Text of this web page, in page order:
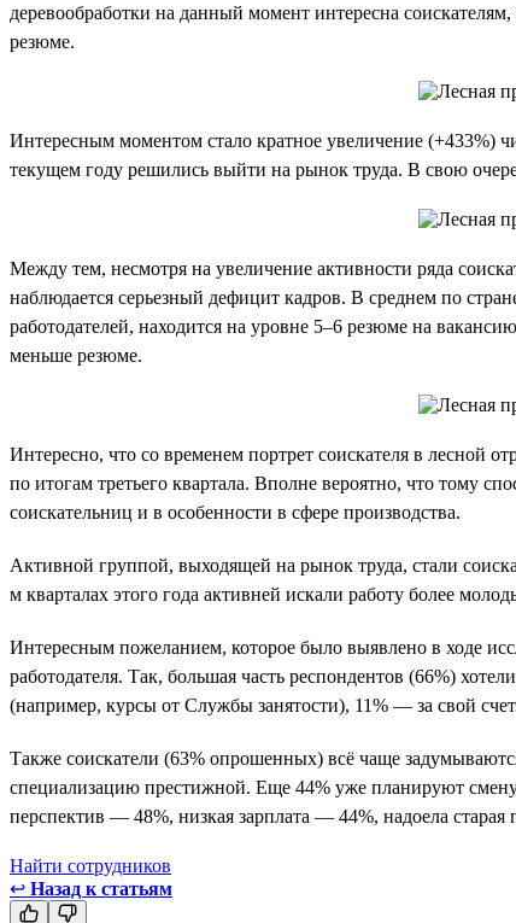
деревообработки на данный момент интересна
резюме.
Интересным моментом стало кратное увеличение (+433%)
текущем году решились выйти на рынок труда. В свою
Между тем, несмотря на увеличение активности ряда
наблюдается серьезный дефицит кадров. В среднем по
работодателей, находится на уровне 5–6 резюме на
меньше резюме.
Интересно, что со временем портрет соискателя в лесной
по итогам третьего квартала. Вполне вероятно, что тому
соискательниц и в особенности в сфере производства.
Активной группой, выходящей на рынок труда, стали
м кварталах этого года активней искали работу более
Интересным пожеланием, которое было выявлено в ходе
работодателя. Так, большая часть респондентов (66%)
(например, курсы от Службы занятости), 11% — за свой
Также соискатели (63% опрошенных) всё чаще
специализацию престижной. Еще 44% уже планируют
перспектив — 48%, низкая зарплата — 44%, надоела
Найти сотрудников
↩ Назад к статьям